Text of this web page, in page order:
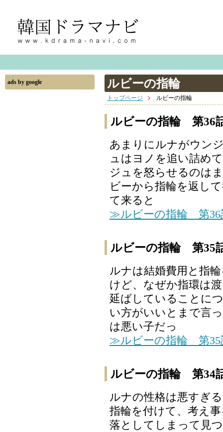
ads by google ルビーの指輪
トップページ ルビーの指輪
ルビーの指輪 第36
あまりにルナがウン
ュはヨノを追い詰め
ジュを怒らせるのは
ビーから指輪を返し
て来ると
≫ルビーの指輪 第36
ルビーの指輪 第35
ルナは結婚費用と指
けど、なぜか指環は
延ばしていることに
い方がいいとまで言
は悪い子だっ
≫ルビーの指輪 第35
ルビーの指輪 第34
ルナの性格は悪すぎ
指輪を付けて、考え
落としてしまって見